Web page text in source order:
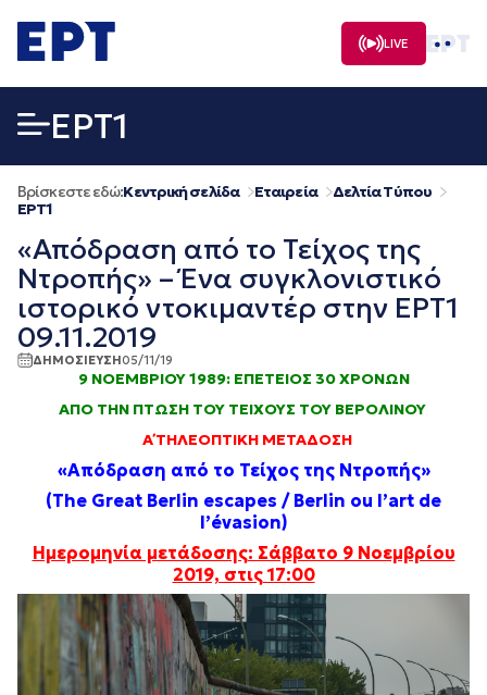
σε
περιεχόμενο
LIVE
EΡΤ1
Βρίσκεστε εδώ:Κεντρική σελίδα Εταιρεία
Δελτία Τύπου
EΡΤ1
«Απόδραση από το Τείχος της
Ντροπής» – Ένα συγκλονιστικό
ιστορικό ντοκιμαντέρ στην ΕΡΤ1
09.11.2019
ΔΗΜΟΣΙΕΥΣΗ05/11/19
9 ΝΟΕΜΒΡΙΟΥ 1989: ΕΠΕΤΕΙΟΣ 30 ΧΡΟΝΩΝ
ΑΠΟ ΤΗΝ ΠΤΩΣΗ ΤΟΥ ΤΕΙΧΟΥΣ ΤΟΥ ΒΕΡΟΛΙΝΟΥ
Α΄ ΤΗΛΕΟΠΤΙΚΗ ΜΕΤΑΔΟΣΗ
«Απόδραση από το Τείχος της Ντροπής»
(The Great Berlin escapes / Berlin ou l’art de
l’évasion)
Ημερομηνία μετάδοσης: Σάββατο 9 Νοεμβρίου
2019, στις 17:00